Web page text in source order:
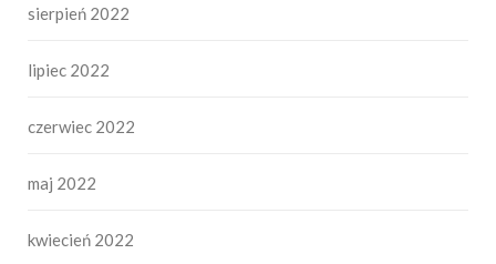
sierpień 2022
lipiec 2022
czerwiec 2022
maj 2022
kwiecień 2022